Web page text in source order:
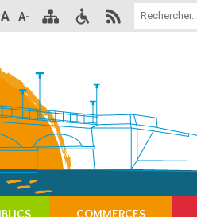
A A-
COMMERCES